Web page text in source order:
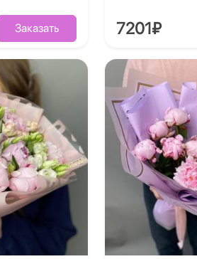
Заказать 7201₽